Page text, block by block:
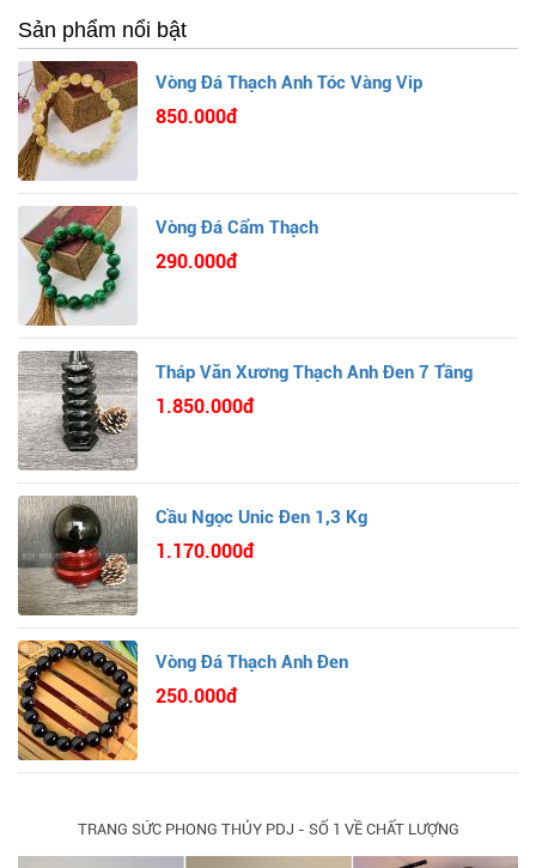
Sản phẩm nổi bật
Vòng Đá Thạch Anh Tóc Vàng Vip
850.000đ
Vòng Đá Cẩm Thạch
290.000đ
Tháp Văn Xương Thạch Anh Đen 7 Tầng
1.850.000đ
Cầu Ngọc Unic Đen 1,3 Kg
1.170.000đ
Vòng Đá Thạch Anh Đen
250.000đ
TRANG SỨC PHONG THỦY PDJ - SỐ 1 VỀ CHẤT LƯỢNG